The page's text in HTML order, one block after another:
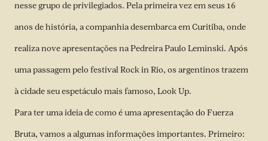
nesse grupo de privilegiados. Pela primeira vez em seus 16
anos de história, a companhia desembarca em Curitiba, onde
realiza nove apresentações na Pedreira Paulo Leminski. Após
uma passagem pelo festival Rock in Rio, os argentinos trazem
à cidade seu espetáculo mais famoso, Look Up.
Para ter uma ideia de como é uma apresentação do Fuerza
Bruta, vamos a algumas informações importantes. Primeiro: